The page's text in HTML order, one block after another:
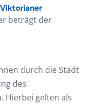
beträgt der
durch die Stadt
des
Hierbei gelten als